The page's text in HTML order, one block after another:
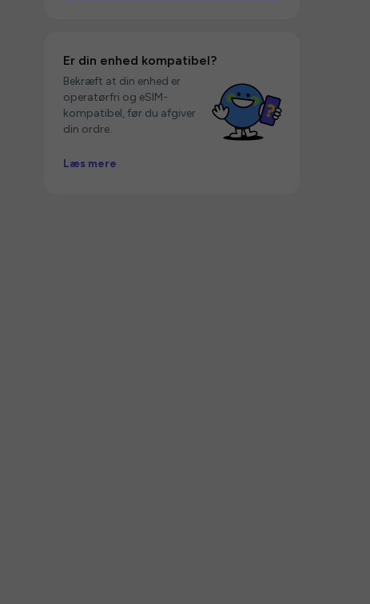
Er din enhed kompatibel?
Bekræft at din enhed er
operatørfri og eSIM-
kompatibel, før du afgiver
din ordre.
Læs mere